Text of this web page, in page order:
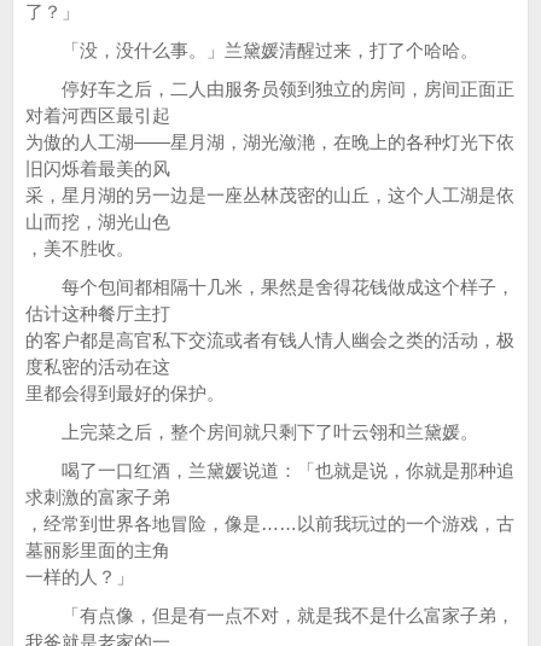
了？」
「没，没什么事。」兰黛媛清醒过来，打了个哈哈。
停好车之后，二人由服务员领到独立的房间，房间正面正
对着河西区最引起
为傲的人工湖——星月湖，湖光潋滟，在晚上的各种灯光下依
旧闪烁着最美的风
采，星月湖的另一边是一座丛林茂密的山丘，这个人工湖是依
山而挖，湖光山色
，美不胜收。
每个包间都相隔十几米，果然是舍得花钱做成这个样子，
估计这种餐厅主打
的客户都是高官私下交流或者有钱人情人幽会之类的活动，极
度私密的活动在这
里都会得到最好的保护。
上完菜之后，整个房间就只剩下了叶云翎和兰黛媛。
喝了一口红酒，兰黛媛说道：「也就是说，你就是那种追
求刺激的富家子弟
，经常到世界各地冒险，像是……以前我玩过的一个游戏，古
墓丽影里面的主角
一样的人？」
「有点像，但是有一点不对，就是我不是什么富家子弟，
我爸就是老家的一